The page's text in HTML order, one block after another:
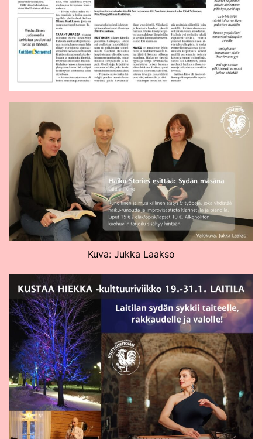
Kuva: Jukka Laakso